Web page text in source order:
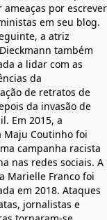
ameaças por escrever
em seu blog.
a atriz
também
a lidar com as
da
de retratos de
da invasão de
Em 2015, a
Maju Coutinho foi
campanha racista
nas redes sociais. A
Marielle Franco foi
em 2018. Ataques
jornalistas e